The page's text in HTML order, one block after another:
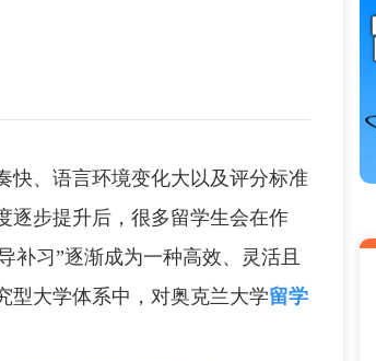
、语言环境变化大以及评分标准
逐步提升后，很多留学生会在作
补习”逐渐成为一种高效、灵活且
型大学体系中，对奥克兰大学留学